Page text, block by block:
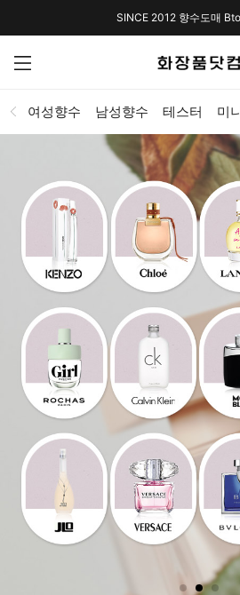
SINCE 2012 향수도매
여성향수 남성향수 테스터 미